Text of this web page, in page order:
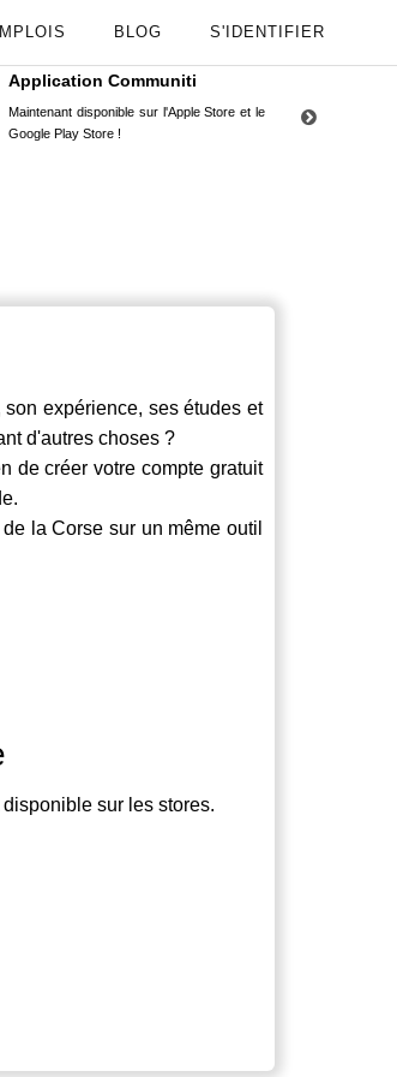
BLOG S'IDENTIFIER
Application Communiti
Maintenant disponible sur l'Apple Store et le
Google Play Store !
expérience, ses études et
d'autres choses ?
de créer votre compte gratuit
la Corse sur un même outil
sur les stores.